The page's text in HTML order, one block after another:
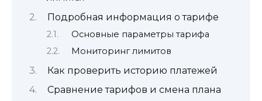
Подробная информация о тарифе
Основные параметры тарифа
Мониторинг лимитов
Как проверить историю платежей
Сравнение тарифов и смена плана